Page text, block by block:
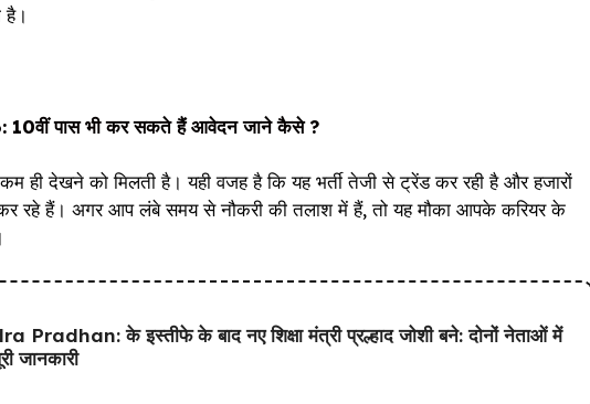
है।
पास भी कर सकते हैं आवेदन जाने कैसे ?
ही देखने को मिलती है। यही वजह है कि यह भर्ती तेजी से ट्रेंड कर रही है और हजारों
रहे हैं। अगर आप लंबे समय से नौकरी की तलाश में हैं, तो यह मौका आपके करियर के
के इस्तीफे के बाद नए शिक्षा मंत्री प्रल्हाद जोशी बने: दोनों नेताओं में
जानकारी